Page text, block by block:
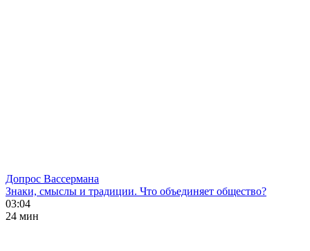
Допрос Вассермана
Знаки, смыслы и традиции. Что объединяет общество?
03:04
24 мин